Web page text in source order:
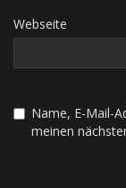
Webseite
Name, E-Mail-
meinen